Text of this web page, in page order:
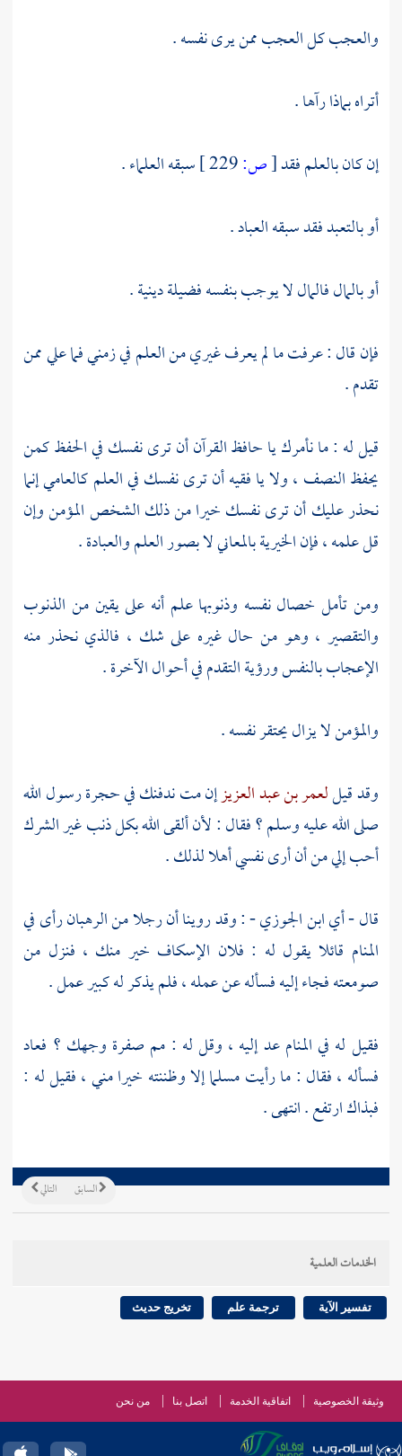
والعجب كل العجب ممن يرى نفسه .
أتراه بماذا رآها .
إن كان بالعلم فقد[ص:
سبقه العلماء .
أو بالتعبد فقد سبقه العباد .
أو بالمال فالمال لا يوجب بنفسه فضيلة دينية .
فإن قال : عرفت ما لم يعرف غيري من العلم في زمني فما علي ممن
تقدم .
قيل له : ما نأمرك يا حافظ القرآن أن ترى نفسك في الحفظ كمن
يحفظ النصف ، ولا يا فقيه أن ترى نفسك في العلم كالعامي إنما
نحذر عليك أن ترى نفسك خيرا من ذلك الشخص المؤمن وإن
قل علمه ، فإن الخيرية بالمعاني لا بصور العلم والعبادة .
ومن تأمل خصال نفسه وذنوبها علم أنه على يقين من الذنوب
والتقصير ، وهو من حال غيره على شك ، فالذي نحذر منه
الإعجاب بالنفس ورؤية التقدم في أحوال الآخرة .
والمؤمن لا يزال يحتقر نفسه .
وقد قيللعمر بن عبد العزيزإن مت ندفنك في حجرة رسول الله
صلى الله عليه وسلم ؟ فقال : لأن ألقى الله بكل ذنب غير الشرك
أحب إلي من أن أرى نفسي أهلا لذلك .
قال - أيابن الجوزي- : وقد روينا أن رجلا من الرهبان رأى في
المنام قائلا يقول له : فلان الإسكاف خير منك ، فنزل من
صومعته فجاء إليه فسأله عن عمله ، فلم يذكر له كبير عمل .
فقيل له في المنام عد إليه ، وقل له : مم صفرة وجهك ؟ فعاد
فسأله ، فقال : ما رأيت مسلما إلا وظننته خيرا مني ، فقيل له :
فبذاك ارتفع . انتهى .
التالي السابق
الخدمات العلمية
تفسير الآية ترجمة علم تخريج حديث
وثيقة الخصوصية اتفاقية الخدمة اتصل بنا من نحن